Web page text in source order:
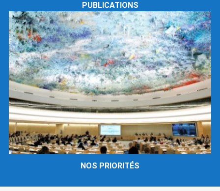
PUBLICATIONS
NOS PRIORITÉS